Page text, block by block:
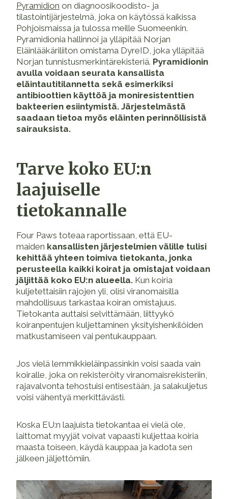
Pyramidion on diagnoosikoodisto- ja
tilastointijärjestelmä, joka on käytössä kaikissa
Pohjoismaissa ja tulossa meille Suomeenkin.
Pyramidionia hallinnoi ja ylläpitää Norjan
Eläinlääkäriliiton omistama DyreID, joka ylläpitää
Norjan tunnistusmerkintärekisteriä. Pyramidionin
avulla voidaan seurata kansallista
eläintautitilannetta sekä esimerkiksi
antibioottien käyttöä ja moniresistenttien
bakteerien esiintymistä. Järjestelmästä
saadaan tietoa myös eläinten perinnöllisistä
sairauksista.
Tarve koko EU:n
laajuiselle
tietokannalle
Four Paws toteaa raportissaan, että EU-
maiden kansallisten järjestelmien välille tulisi
kehittää yhteen toimiva tietokanta, jonka
perusteella kaikki koirat ja omistajat voidaan
jäljittää koko EU:n alueella. Kun koiria
kuljetettaisiin rajojen yli, olisi viranomaisilla
mahdollisuus tarkastaa koiran omistajuus.
Tietokanta auttaisi selvittämään, liittyykö
koiranpentujen kuljettaminen yksityishenkilöiden
matkustamiseen vai pentukauppaan.
Jos vielä lemmikkieläinpassinkin voisi saada vain
koiralle, joka on rekisteröity viranomaisrekisteriin,
rajavalvonta tehostuisi entisestään, ja salakuljetus
voisi vähentyä merkittävästi.
Koska EU:n laajuista tietokantaa ei vielä ole,
laittomat myyjät voivat vapaasti kuljettaa koiria
maasta toiseen, käydä kauppaa ja kadota sen
jälkeen jäljettömiin.